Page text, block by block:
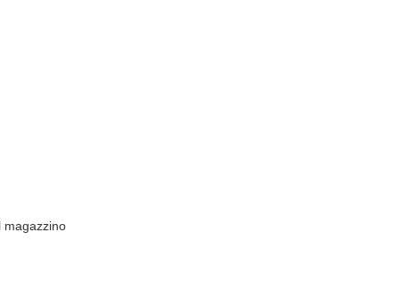
magazzino